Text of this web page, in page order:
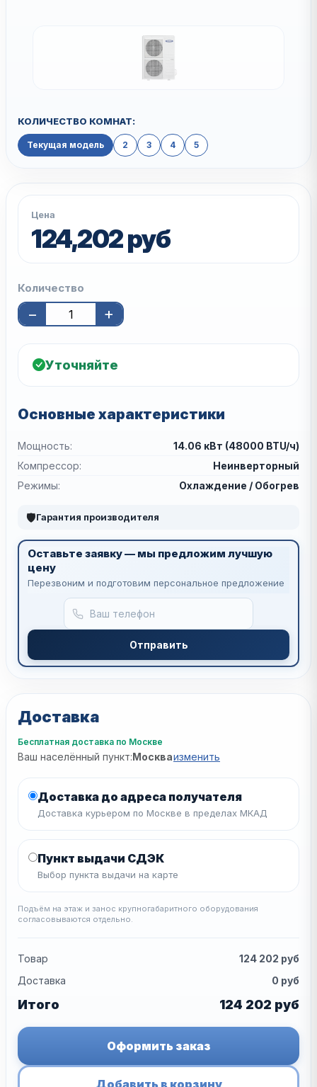
КОЛИЧЕСТВО КОМНАТ:
Текущая модель 2 3 4 5
Цена
124,202 руб
Количество
− +
Уточняйте
Основные характеристики
Мощность:
14.06 кВт (48000 BTU/ч)
Компрессор:
Неинверторный
Режимы:
Охлаждение / Обогрев
🛡Гарантия производителя
Оставьте заявку — мы предложим лучшую
цену
Перезвоним и подготовим персональное предложение
Отправить
Доставка
Бесплатная доставка по Москве
Ваш населённый пункт:Москваизменить
Доставка до адреса получателя
Доставка курьером по Москве в пределах МКАД
Пункт выдачи СДЭК
Выбор пункта выдачи на карте
Подъём на этаж и занос крупногабаритного оборудования
согласовываются отдельно.
Товар 124 202 руб
Доставка
0 руб
Итого 124 202 руб
Оформить заказ
Добавить в корзину